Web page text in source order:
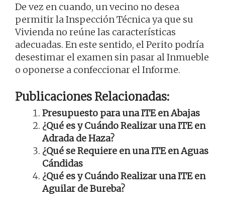
De vez en cuando, un vecino no desea
permitir la Inspección Técnica ya que su
Vivienda no reúne las características
adecuadas. En este sentido, el Perito podría
desestimar el examen sin pasar al Inmueble
o oponerse a confeccionar el Informe.
Publicaciones Relacionadas:
Presupuesto para una ITE en Abajas
¿Qué es y Cuándo Realizar una ITE en
Adrada de Haza?
¿Qué se Requiere en una ITE en Aguas
Cándidas
¿Qué es y Cuándo Realizar una ITE en
Aguilar de Bureba?